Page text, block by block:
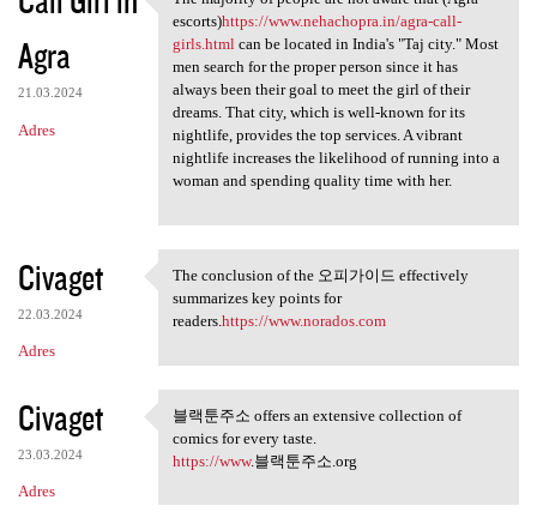
Agra
21.03.2024
Adres
The majority of people are
escorts)https://www.nehachopra.in/agra-call-
girls.htmlcan be located in India's "Taj city." Most
men search for the proper person since it has
always been their goal to meet the girl of their
dreams. That city, which is well-known for its
nightlife, provides the top services. A vibrant
nightlife increases the likelihood of running into a
woman and spending quality time with her.
Civaget
22.03.2024
Adres
The conclusion of the 오피가이드
The conclusion of the 오피가이드 effectively
summarizes key points for
readers. https://www.norados.com
Civaget
23.03.2024
Adres
블랙툰주소 offers an extensive
블랙툰주소 offers an extensive collection of
comics for every taste.
https://www.블랙툰주소.org